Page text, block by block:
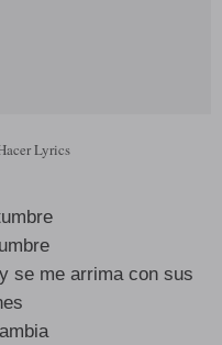
Lyrics
se me arrima con sus